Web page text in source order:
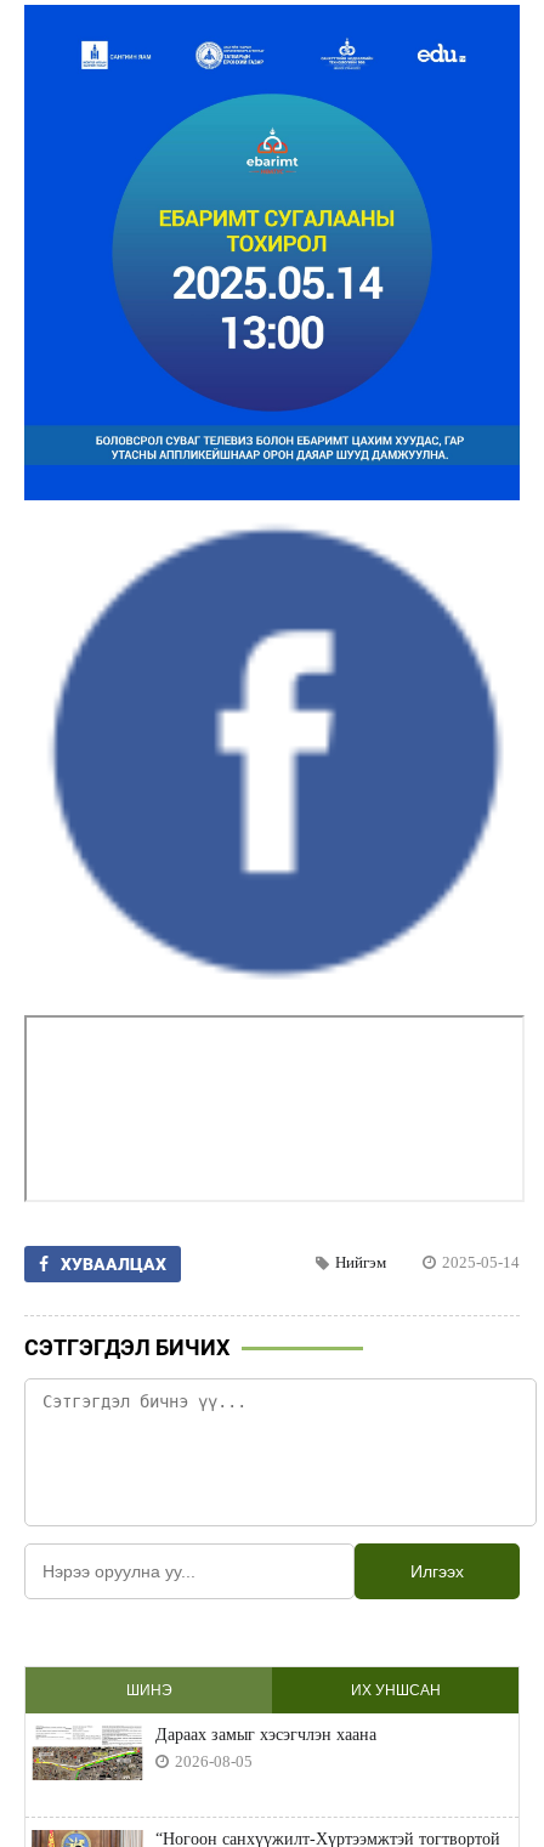
ХУВААЛЦАХ Нийгэм 2025-05-14
СЭТГЭГДЭЛ БИЧИХ
Илгээх
ШИНЭ ИХ УНШСАН
Дараах замыг хэсэгчлэн хаана
2026-08-05
“Ногоон санхүүжилт-Хүртээмжтэй тогтвортой